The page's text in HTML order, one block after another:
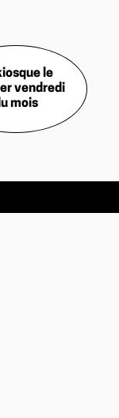
le
vendredi
mois